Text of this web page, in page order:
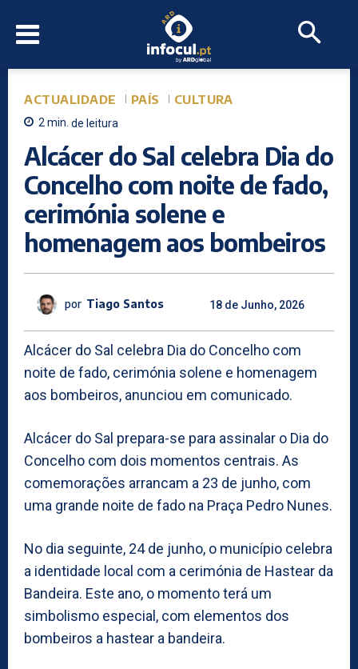
ACTUALIDADE PAÍS CULTURA
2min. de leitura
Alcácer do Sal celebra Dia do
Concelho com noite de fado,
cerimónia solene e
homenagem aos bombeiros
por Tiago Santos 18 de Junho, 2026
Alcácer do Sal celebra Dia do Concelho com
noite de fado, cerimónia solene e homenagem
aos bombeiros, anunciou em comunicado.
Alcácer do Sal prepara-se para assinalar o Dia do
Concelho com dois momentos centrais. As
comemorações arrancam a 23 de junho, com
uma grande noite de fado na Praça Pedro Nunes.
No dia seguinte, 24 de junho, o município celebra
a identidade local com a cerimónia de Hastear da
Bandeira. Este ano, o momento terá um
simbolismo especial, com elementos dos
bombeiros a hastear a bandeira.